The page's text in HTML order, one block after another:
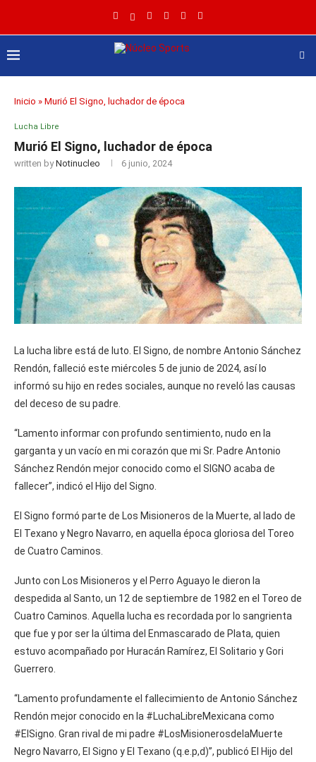
Inicio » Murió El Signo, luchador de época
Lucha Libre
Murió El Signo, luchador de época
written byNotinucleo 6 junio, 2024
La lucha libre está de luto. El Signo, de nombre Antonio Sánchez
Rendón, falleció este miércoles 5 de junio de 2024, así lo
informó su hijo en redes sociales, aunque no reveló las causas
del deceso de su padre.
“Lamento informar con profundo sentimiento, nudo en la
garganta y un vacío en mi corazón que mi Sr. Padre Antonio
Sánchez Rendón mejor conocido como el SIGNO acaba de
fallecer”, indicó el Hijo del Signo.
El Signo formó parte de Los Misioneros de la Muerte, al lado de
El Texano y Negro Navarro, en aquella época gloriosa del Toreo
de Cuatro Caminos.
Junto con Los Misioneros y el Perro Aguayo le dieron la
despedida al Santo, un 12 de septiembre de 1982 en el Toreo de
Cuatro Caminos. Aquella lucha es recordada por lo sangrienta
que fue y por ser la última del Enmascarado de Plata, quien
estuvo acompañado por Huracán Ramírez, El Solitario y Gori
Guerrero.
“Lamento profundamente el fallecimiento de Antonio Sánchez
Rendón mejor conocido en la #LuchaLibreMexicana como
#ElSigno. Gran rival de mi padre #LosMisionerosdelaMuerte
Negro Navarro, El Signo y El Texano (q.e.p,d)”, publicó El Hijo del